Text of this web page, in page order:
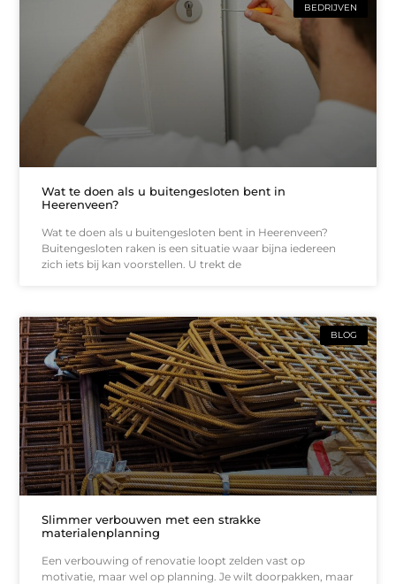
BEDRIJVEN
Wat te doen als u buitengesloten bent in
Heerenveen?
Wat te doen als u buitengesloten bent in Heerenveen?
Buitengesloten raken is een situatie waar bijna iedereen
zich iets bij kan voorstellen. U trekt de
BLOG
Slimmer verbouwen met een strakke
materialenplanning
Een verbouwing of renovatie loopt zelden vast op
motivatie, maar wel op planning. Je wilt doorpakken, maar